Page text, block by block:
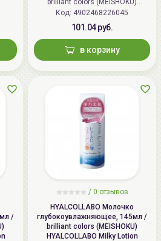
Bright&Peel AHA&BHA Fruits
Peeling Jelly
brilliant colors (MEISHOKU)
(Япония)
Код: 4902468226045
101.04 руб.
в корзину
/
/ 0 отзывов
HYALCOLLABO Молочко
глубокоувлажняющее, 145мл /
brilliant colors (MEISHOKU)
HYALCOLLABO Milky Lotion